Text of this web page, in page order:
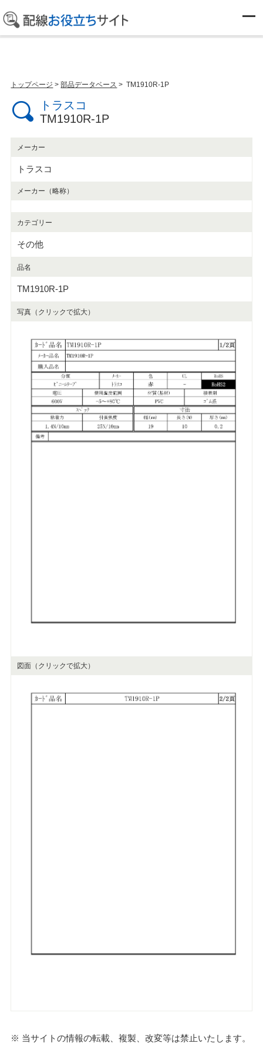
部品データベース
トップページ >部品データベース > TM1910R-1P
トラスコ
TM1910R-1P
メーカー
トラスコ
メーカー（略称）
カテゴリー
その他
品名
TM1910R-1P
写真（クリックで拡大）
図面（クリックで拡大）
※ 当サイトの情報の転載、複製、改変等は禁止いたします。